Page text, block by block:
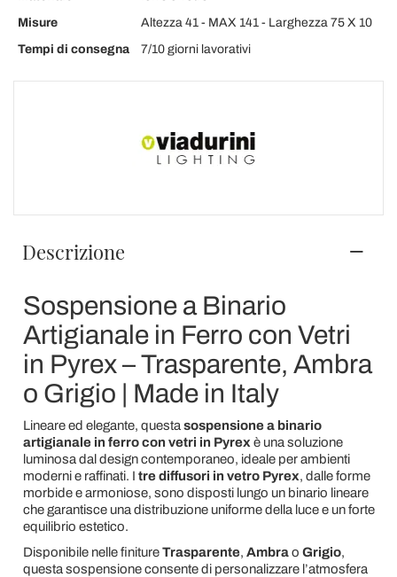
Misure
Altezza 41 - MAX 141 - Larghezza 75 X 10
Tempi di consegna
7/10 giorni lavorativi
Descrizione
Sospensione a Binario
Artigianale in Ferro con Vetri
in Pyrex – Trasparente, Ambra
o Grigio | Made in Italy
Lineare ed elegante, questa sospensione a binario
artigianale in ferro con vetri in Pyrex è una soluzione
luminosa dal design contemporaneo, ideale per ambienti
moderni e raffinati. I tre diffusori in vetro Pyrex, dalle forme
morbide e armoniose, sono disposti lungo un binario lineare
che garantisce una distribuzione uniforme della luce e un forte
equilibrio estetico.
Disponibile nelle finitureTrasparente, Ambrao Grigio,
questa sospensione consente di personalizzare l’atmosfera